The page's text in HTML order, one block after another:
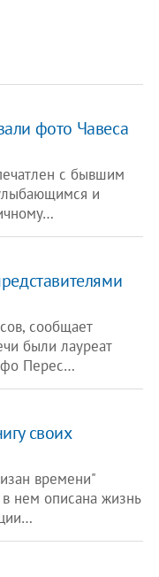
фото Чавеса
с бывшим
и
сообщает
были лауреат
Перес…
своих
времени"
в нем описана жизнь